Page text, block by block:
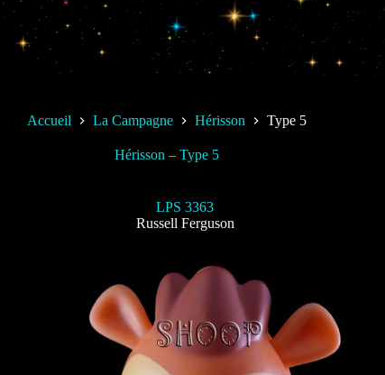
Accueil La Campagne Hérisson Type 5
Hérisson – Type 5
LPS 3363
Russell Ferguson